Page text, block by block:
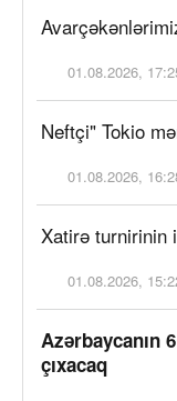
01.08.2026,
Neftçi" Tokio
01.08.2026,
Xatirə turnirinin
01.08.2026,
Azərbaycanın
çıxacaq